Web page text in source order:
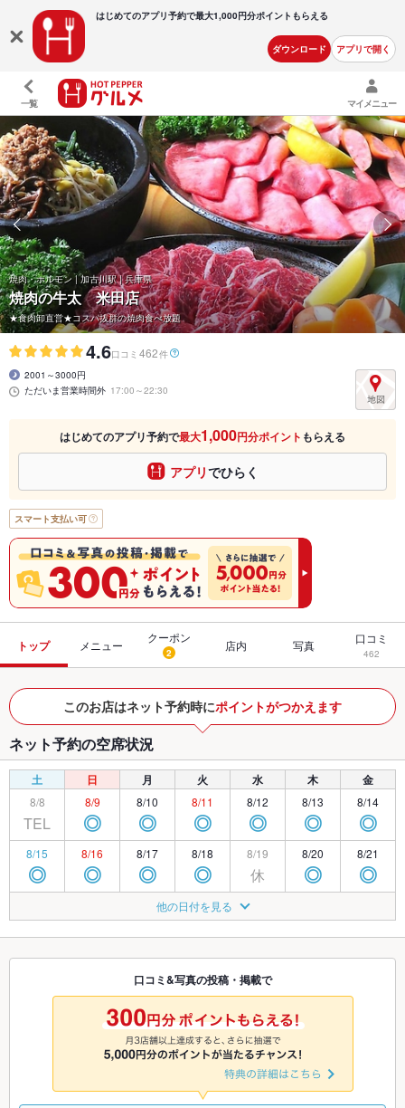
はじめてのアプリ予約で最大1,000円分ポイントもらえる
ダウンロード アプリで開く
一覧 マイメニュー
焼肉・ホルモン | 加古川駅 | 兵庫県
焼肉の牛太 米田店
★食肉卸直営★コスパ抜群の焼肉食べ放題
4.6口コミ 462件
2001～3000円
ただいま営業時間外 17:00～22:30
はじめてのアプリ予約で最大1,000円分ポイント もらえる
アプリでひらく
スマート支払い可
トップ メニュー
クーポン
2 店内 写真 口コミ
462
このお店はネット予約時にポイントがつかえます
ネット予約の空席状況
土 日 月 火 水 木 金
8/8
TEL
8/9
◎
8/10
◎
8/11
◎
8/12
◎
8/13
◎
8/14
◎
8/15
◎
8/16
◎
8/17
◎
8/18
◎
8/19
休
8/20
◎
8/21
◎
◎ ◎
8/24
◎
8/25
◎
8/26
休 ◎ ◎
8/29 8/30 8/31
◎
9/1
◎
9/2
休
9/3 9/4
9/7
◎ ◎ 休 ◎
他の日付を見る
口コミ&写真の投稿・掲載で